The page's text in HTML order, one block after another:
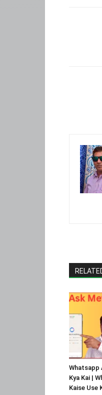
Whatsapp
Kya Kai |
Kaise Use